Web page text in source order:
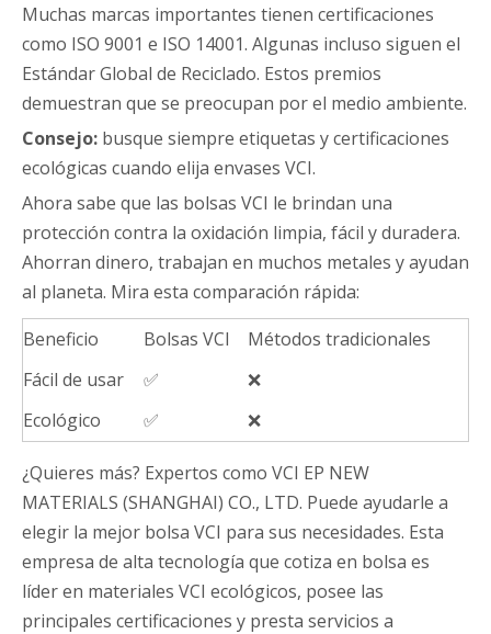
Muchas marcas importantes tienen certificaciones
como ISO 9001 e ISO 14001. Algunas incluso siguen el
Estándar Global de Reciclado. Estos premios
demuestran que se preocupan por el medio ambiente.
Consejo: busque siempre etiquetas y certificaciones
ecológicas cuando elija envases VCI.
Ahora sabe que las bolsas VCI le brindan una
protección contra la oxidación limpia, fácil y duradera.
Ahorran dinero, trabajan en muchos metales y ayudan
al planeta. Mira esta comparación rápida:
Beneficio
Bolsas VCI
Métodos tradicionales
Fácil de usar
✅
❌
Ecológico
✅ ❌
¿Quieres más? Expertos como VCI EP NEW
MATERIALS (SHANGHAI) CO., LTD. Puede ayudarle a
elegir la mejor bolsa VCI para sus necesidades. Esta
empresa de alta tecnología que cotiza en bolsa es
líder en materiales VCI ecológicos, posee las
principales certificaciones y presta servicios a